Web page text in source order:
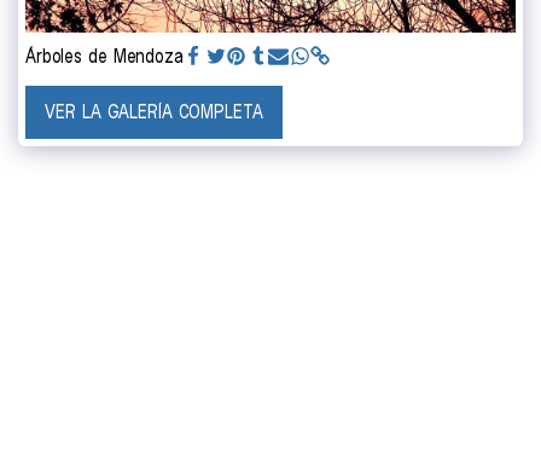
Árboles de Mendoza
VER LA GALERÍA COMPLETA